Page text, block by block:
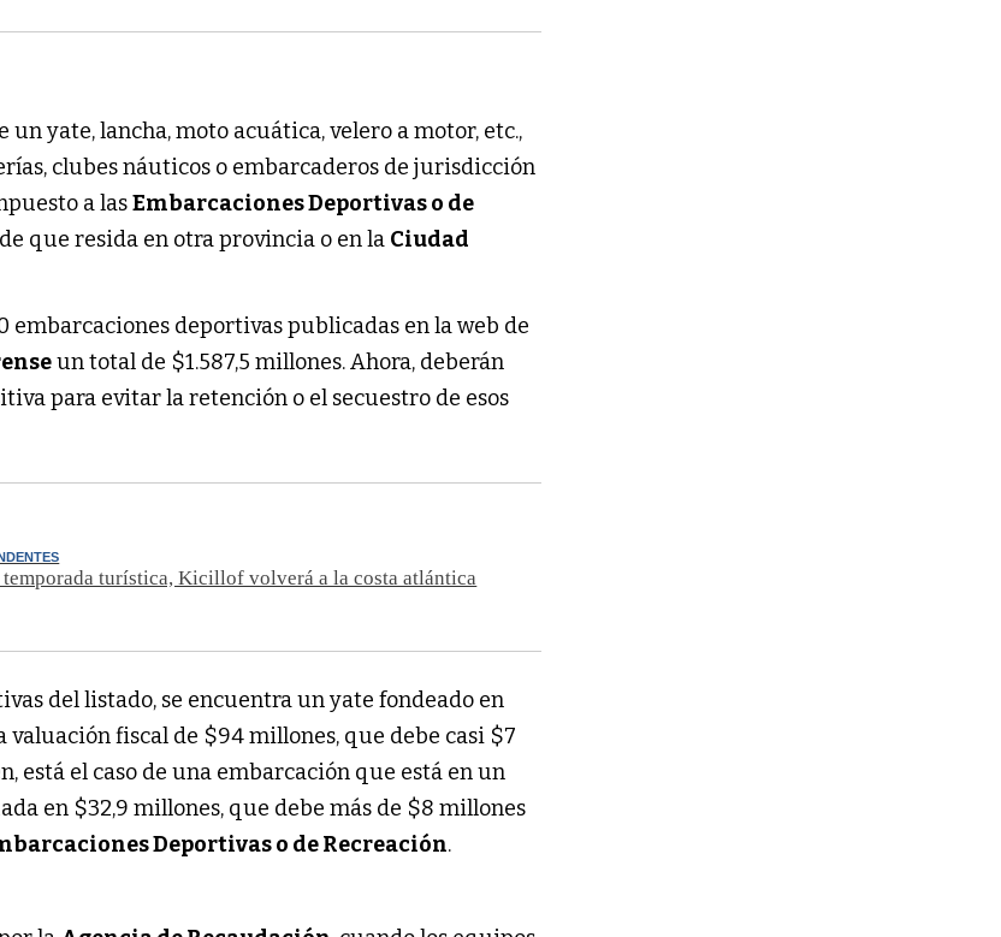
yate, lancha, moto acuática, velero a motor, etc.,
clubes náuticos o embarcaderos de jurisdicción
a lasEmbarcaciones Deportivas o de
que resida en otra provincia o en la Ciudad
embarcaciones deportivas publicadas en la web de
un total de $1.587,5 millones. Ahora, deberán
para evitar la retención o el secuestro de esos
temporada turística, Kicillof volverá a la costa atlántica
del listado, se encuentra un yate fondeado en
valuación fiscal de $94 millones, que debe casi $7
está el caso de una embarcación que está en un
en $32,9 millones, que debe más de $8 millones
Deportivas o de Recreación.